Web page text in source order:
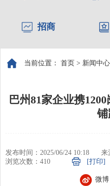
招商
当前位置： 首页 > 新闻中心
巴州81家企业携
铺
发布时间：2025/06/24 10:18
来
浏览次数： 410 [打印]
微博